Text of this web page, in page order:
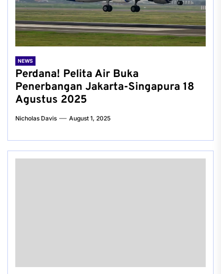
NEWS
Perdana! Pelita Air Buka
Penerbangan Jakarta-Singapura 18
Agustus 2025
Nicholas Davis August 1, 2025